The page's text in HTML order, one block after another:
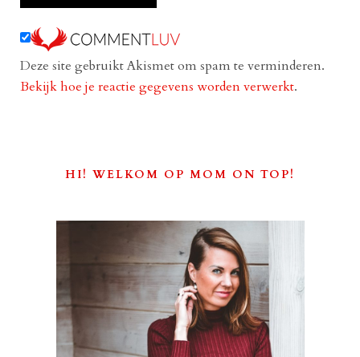
Deze site gebruikt Akismet om spam te verminderen.
Bekijk hoe je reactie gegevens worden verwerkt.
HI! WELKOM OP MOM ON TOP!